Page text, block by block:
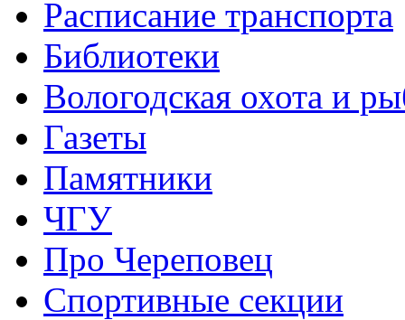
Расписание транспорта
Библиотеки
Вологодская охота и
Газеты
Памятники
ЧГУ
Про Череповец
Спортивные секции